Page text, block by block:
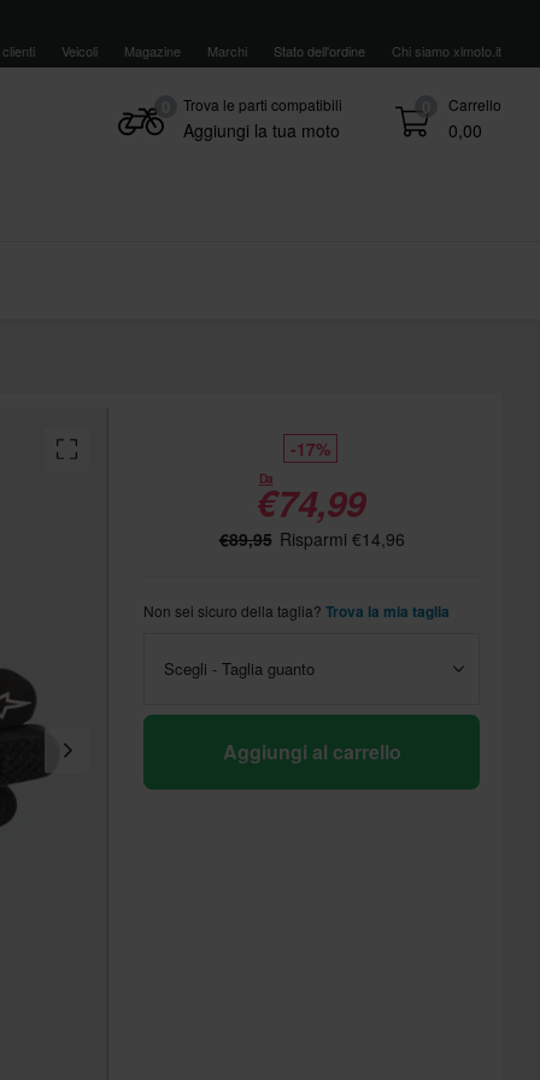
Veicoli Magazine Marchi Stato dell'ordine Chi siamo xlmoto.it
0 Carrello
0,00
Trova le parti compatibili
Aggiungi la tua moto
-17%
Da
€74,99
€89,95 Risparmi €14,96
Non sei sicuro della taglia? Trova la mia taglia
Scegli - Taglia guanto
Aggiungi al carrello